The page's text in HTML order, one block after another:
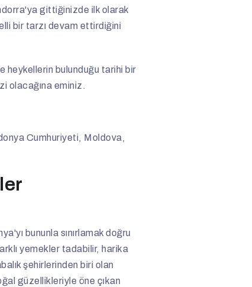
gittiğinizde ilk olarak
bir tarzı devam ettirdiğini
heykellerin bulunduğu tarihi bir
olacağına eminiz.
Cumhuriyeti, Moldova,
bununla sınırlamak doğru
yemekler tadabilir, harika
şehirlerinden biri olan
güzellikleriyle öne çıkan